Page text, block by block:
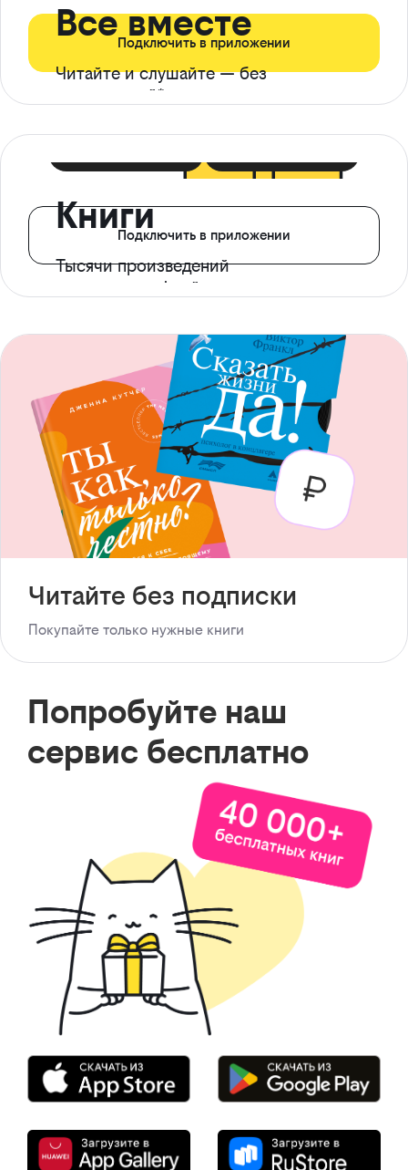
Все вместе
Читайте и слушайте — без
ограничений*
Подключить в приложении
Книги
Тысячи произведений
с доступом офлайн
Подключить в приложении
Читайте без подписки
Покупайте только нужные книги
Попробуйте наш
сервис бесплатно